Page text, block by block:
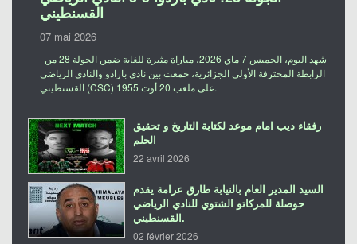
القسنطيني
07 mai 2026
الرابطة المحترفة الأولى الجزائرية، جمعت بين نادي بارادو والنادي الرياضي
القسنطيني (CSC) على ملعب 20 أوت 1955.
رفقاء ديب امام موعد لكتابة التاريخ و تحقيق
الحلم
22 avril 2026
السيد المدير العام بالنيابة طارق عرامة يقدم
حوصلة للمركاتو الشتوي للنادي الرياضي
القسنطيني.
02 février 2026